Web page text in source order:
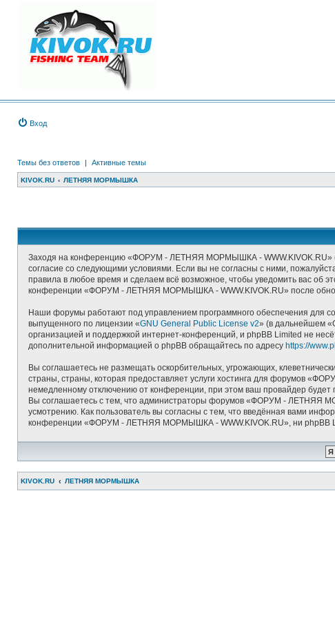
Вход
Темы без ответов | Активные темы
KIVOK.RU ЛЕТНЯЯ МОРМЫШКА
Заходя на конференцию «ФОРУМ - ЛЕТНЯЯ МОРМЫШКА - WWW.KIVOK.RU»
согласие со следующими условиями. Если вы не согласны с ними,
правила в любое время и сделаем всё возможное, чтобы уведомить вас об
конференции «ФОРУМ - ЛЕТНЯЯ МОРМЫШКА - WWW.KIVOK.RU» после
Наши форумы работают под управлением программного обеспечения для
выпущенного по лицензии «GNU General Public License v2» (в дальнейшем
организацией и поддержкой интернет-конференций, и phpBB Limited не
дополнительной информацией о phpBB обращайтесь по адресу https://
Вы соглашаетесь не размещать оскорбительных, угрожающих,
страны, страны, которая предоставляет услуги хостинга для форумов
немедленному отключению от конференции, при этом ваш провайдер будет
Вы соглашаетесь с тем, что администраторы форумов «ФОРУМ - ЛЕТНЯЯ
усмотрению. Как пользователь вы согласны с тем, что введённая вами
конференции «ФОРУМ - ЛЕТНЯЯ МОРМЫШКА - WWW.KIVOK.RU», ни phpBB
KIVOK.RU ЛЕТНЯЯ МОРМЫШКА